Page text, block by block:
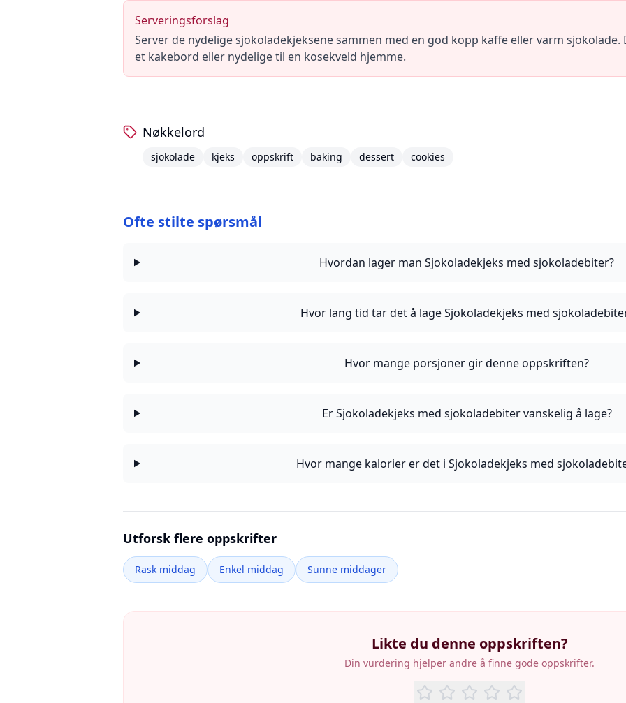
Serveringsforslag
Server de nydelige sjokoladekjeksene sammen med en god kopp kaffe eller varm
et kakebord eller nydelige til en kosekveld hjemme.
Nøkkelord
sjokolade kjeks oppskrift baking dessert cookies
Ofte stilte spørsmål
Hvordan lager man Sjokoladekjeks med sjokoladebiter?
Hvor lang tid tar det å lage Sjokoladekjeks med
Hvor mange porsjoner gir denne oppskriften?
Er Sjokoladekjeks med sjokoladebiter vanskelig å lage?
Hvor mange kalorier er det i Sjokoladekjeks med
Utforsk flere oppskrifter
Rask middag Enkel middag Sunne middager
Likte du denne oppskriften?
Din vurdering hjelper andre å finne gode oppskrifter.